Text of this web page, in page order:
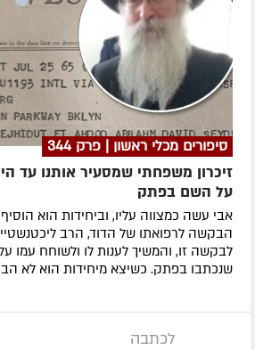
סיפורים מכלי ראשון | פרק 344
זיכרון משפחתי שמסעיר אותנו עד
על השם בפתק
אבי עשה כמצווה עליו, וביחידות הוא
הבקשה לרפואתו של הדוד, הרב
לבקשה זו, והמשיך לענות לו ולשוחח עמו
שנכתבו בפתק. כשיצא מיחידות הוא לא
לכתבה